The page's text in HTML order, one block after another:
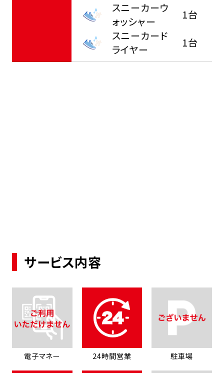
スニーカーウ
ォッシャー
1台
スニーカード
ライヤー
1台
サービス内容
電子マネー 24時間営業 駐車場